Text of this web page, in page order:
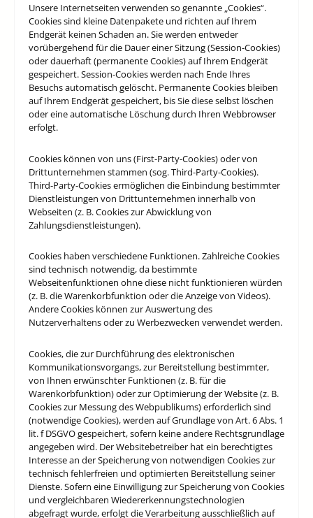
Unsere Internetseiten verwenden so genannte „Cookies“.
Cookies sind kleine Datenpakete und richten auf Ihrem
Endgerät keinen Schaden an. Sie werden entweder
vorübergehend für die Dauer einer Sitzung (Session-Cookies)
oder dauerhaft (permanente Cookies) auf Ihrem Endgerät
gespeichert. Session-Cookies werden nach Ende Ihres
Besuchs automatisch gelöscht. Permanente Cookies bleiben
auf Ihrem Endgerät gespeichert, bis Sie diese selbst löschen
oder eine automatische Löschung durch Ihren Webbrowser
erfolgt.
Cookies können von uns (First-Party-Cookies) oder von
Drittunternehmen stammen (sog. Third-Party-Cookies).
Third-Party-Cookies ermöglichen die Einbindung bestimmter
Dienstleistungen von Drittunternehmen innerhalb von
Webseiten (z. B. Cookies zur Abwicklung von
Zahlungsdienstleistungen).
Cookies haben verschiedene Funktionen. Zahlreiche Cookies
sind technisch notwendig, da bestimmte
Webseitenfunktionen ohne diese nicht funktionieren würden
(z. B. die Warenkorbfunktion oder die Anzeige von Videos).
Andere Cookies können zur Auswertung des
Nutzerverhaltens oder zu Werbezwecken verwendet werden.
Cookies, die zur Durchführung des elektronischen
Kommunikationsvorgangs, zur Bereitstellung bestimmter,
von Ihnen erwünschter Funktionen (z. B. für die
Warenkorbfunktion) oder zur Optimierung der Website (z. B.
Cookies zur Messung des Webpublikums) erforderlich sind
(notwendige Cookies), werden auf Grundlage von Art. 6 Abs. 1
lit. f DSGVO gespeichert, sofern keine andere Rechtsgrundlage
angegeben wird. Der Websitebetreiber hat ein berechtigtes
Interesse an der Speicherung von notwendigen Cookies zur
technisch fehlerfreien und optimierten Bereitstellung seiner
Dienste. Sofern eine Einwilligung zur Speicherung von Cookies
und vergleichbaren Wiedererkennungstechnologien
abgefragt wurde, erfolgt die Verarbeitung ausschließlich auf